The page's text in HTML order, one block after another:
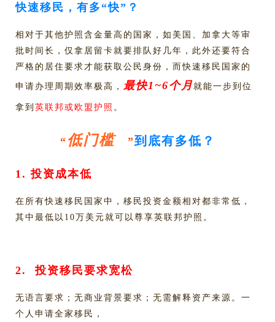
快速移民，有多“快”？
相对于其他护照含金量高的国家，如美国、加拿大等审
批时间长，仅拿居留卡就要排队好几年，此外还要符合
严格的居住要求才能获取公民身份，而快速移民国家的
申请办理周期效率极高， 最快1~6个月就能一步到位
拿到 英联邦或欧盟护照 。
“ 低门槛 ”到底有多低？
1. 投资成本低
在所有快速移民国家中，移民投资金额相对都非常低，
其中最低以10万美元就可以尊享英联邦护照。
2. 投资移民要求宽松
无语言要求；无商业背景要求；无需解释资产来源。一
个人申请全家移民，